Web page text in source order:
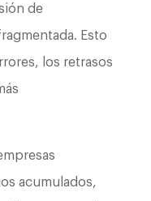
de
Esto
los retrasos
acumulados,